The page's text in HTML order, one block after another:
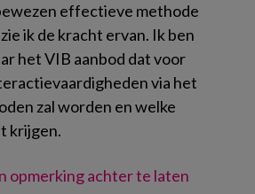
effectieve methode
ik de kracht ervan. Ik ben
het VIB aanbod dat voor
via het
zal worden en welke
krijgen.
opmerking achter te laten